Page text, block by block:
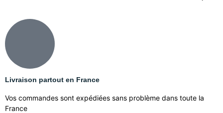
Livraison partout en France
Vos commandes sont expédiées sans problème dans toute la
France